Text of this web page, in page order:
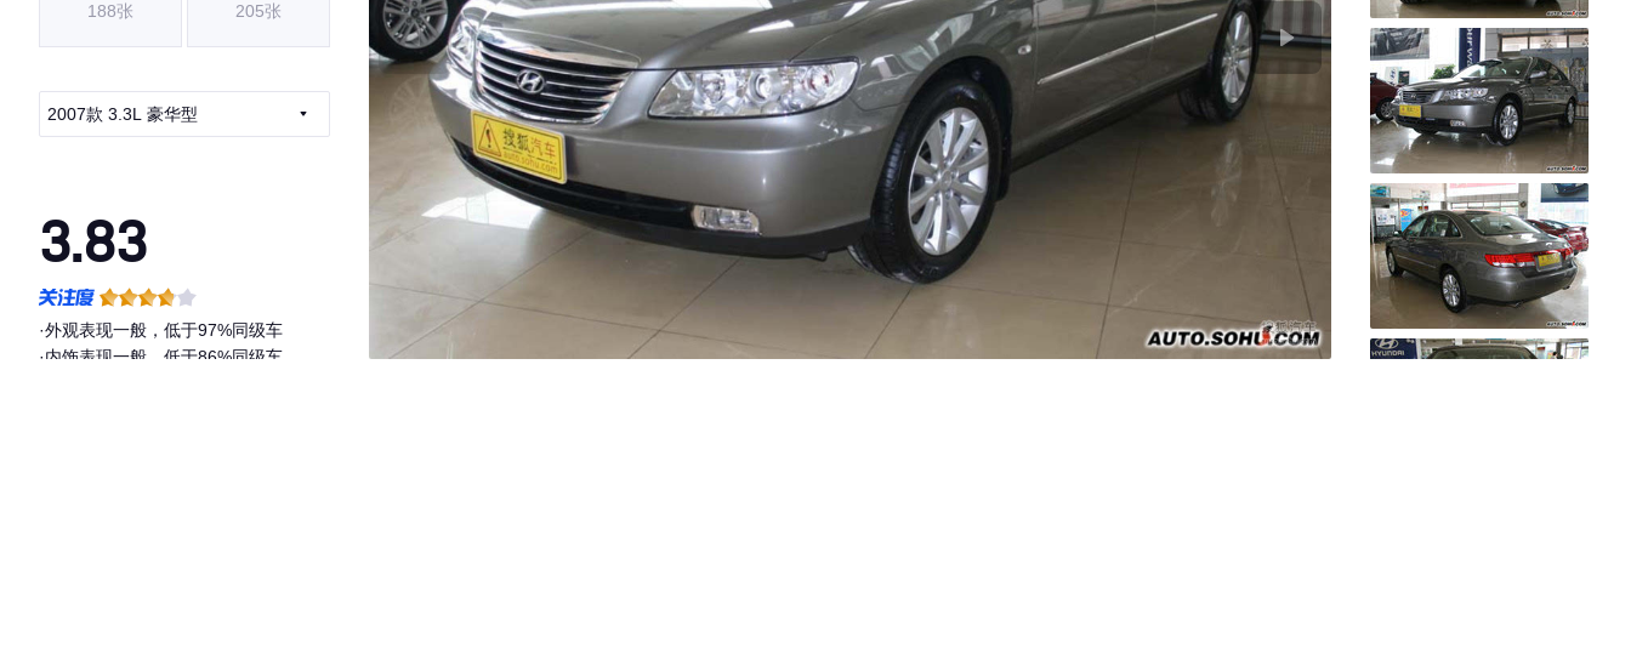
188张 205张
2007款 3.3L 豪华型
3.83
·外观表现一般，低于97%同级车
·内饰表现一般，低于86%同级车